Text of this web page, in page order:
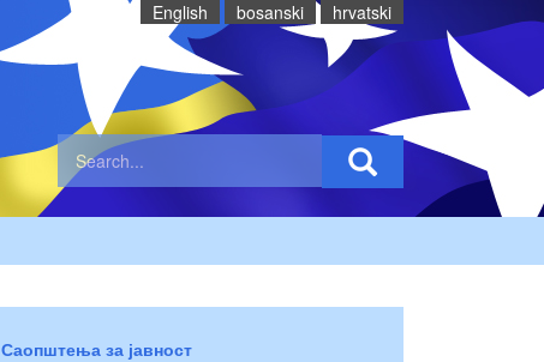
English bosanski hrvatski
Саопштења за јавност